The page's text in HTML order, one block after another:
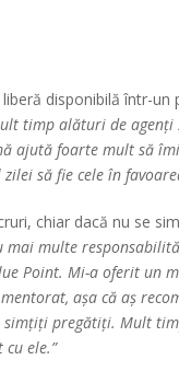
disponibilă într-
timp alături de
foarte mult să
să fie cele în
chiar dacă nu se
mai multe
Point. Mi-a oferit un
așa că aș
pregătiți. Mult
ele.”